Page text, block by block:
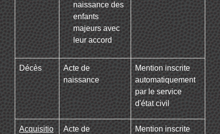
naissance des
enfants
majeurs avec
leur accord
Décès
Acte de
naissance
Mention inscrite
automatiquement
par le service
d'état civil
Acquisitio
Acte de
Mention inscrite